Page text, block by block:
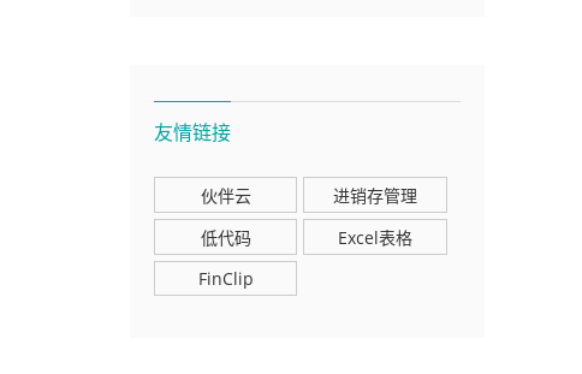
友情链接
伙伴云
进销存管理
低代码
Excel表格
FinClip